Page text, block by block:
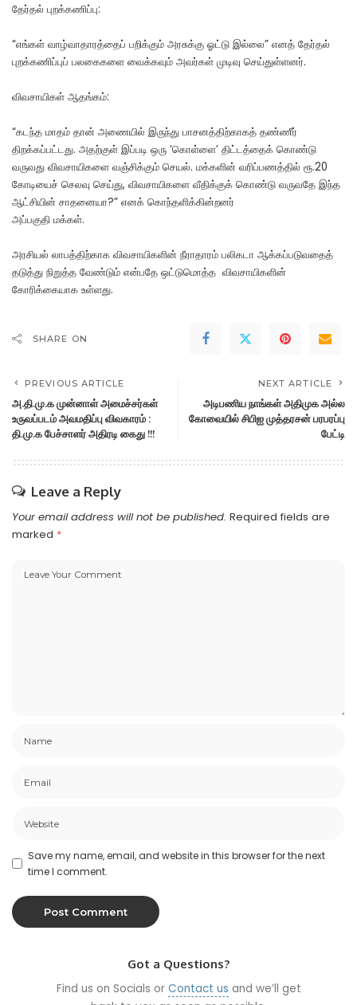
தேர்தல் புறக்கணிப்பு:
“எங்கள் வாழ்வாதாரத்தைப் பறிக்கும் அரசுக்கு ஓட்டு இல்லை” எனத் தேர்தல்
புறக்கணிப்புப் பலகைகளை வைக்கவும் அவர்கள் முடிவு செய்துள்ளனர்.
விவசாயிகள் ஆதங்கம்:
“கடந்த மாதம் தான் அணையில் இருந்து பாசனத்திற்காகத் தண்ணீர்
திறக்கப்பட்டது. அதற்குள் இப்படி ஒரு ‘கொள்ளை’ திட்டத்தைக் கொண்டு
வருவது விவசாயிகளை வஞ்சிக்கும் செயல். மக்களின் வரிப்பணத்தில் ரூ.20
கோடியைச் செலவு செய்து, விவசாயிகளை வீதிக்குக் கொண்டு வருவதே இந்த
ஆட்சியின் சாதனையா?” எனக் கொந்தளிக்கின்றனர்
அப்பகுதி மக்கள்.
அரசியல் லாபத்திற்காக விவசாயிகளின் நீராதாரம் பலிகடா ஆக்கப்படுவதைத்
தடுத்து நிறுத்த வேண்டும் என்பதே ஒட்டுமொத்த விவசாயிகளின்
கோரிக்கையாக உள்ளது.
SHARE ON
PREVIOUS ARTICLE
அ.தி.மு.க முன்னாள் அமைச்சர்கள்
உருவப்படம் அவமதிப்பு விவகாரம் :
தி.மு.க பேச்சாளர் அதிரடி கைது !!!
NEXT ARTICLE
அடிபணிய நாங்கள் அதிமுக அல்ல
கோவையில் சிபிஐ முத்தரசன் பரபரப்பு
பேட்டி
Leave a Reply
Your email address will not be published. Required fields are
marked *
Save my name, email, and website in this browser for the next
time I comment.
Got a Questions?
Find us on Socials or Contact us and we’ll get